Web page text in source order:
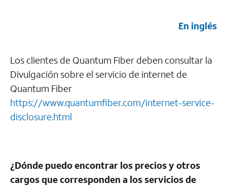
En inglés
Los clientes de Quantum Fiber deben consultar la
Divulgación sobre el servicio de internet de
Quantum Fiber
https://www.quantumfiber.com/internet-service-
disclosure.html
¿Dónde puedo encontrar los precios y otros
cargos que corresponden a los servicios de